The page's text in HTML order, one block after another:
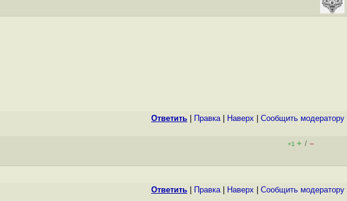
Ответить Правка| Наверх Cообщить модератору
+1 + / –
Ответить Правка| Наверх Cообщить модератору